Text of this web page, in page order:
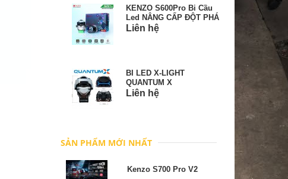
KENZO S600Pro Bi Cầu
Led NÂNG CẤP ĐỘT PHÁ
Liên hệ
BI LED X-LIGHT
QUANTUM X
Liên hệ
SẢN PHẨM MỚI NHẤT
Kenzo S700 Pro V2